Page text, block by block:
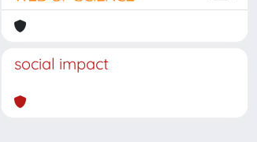
social impact